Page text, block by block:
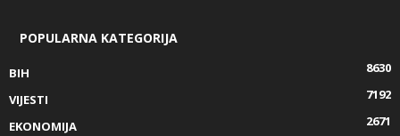
POPULARNA KATEGORIJA
BIH
8630
VIJESTI
7192
EKONOMIJA
2671